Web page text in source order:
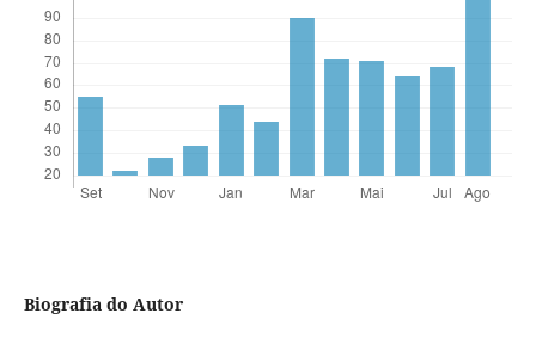
Biografia do Autor